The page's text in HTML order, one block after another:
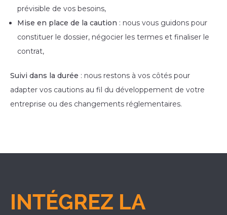
prévisible de vos besoins,
Mise en place de la caution : nous vous guidons pour
constituer le dossier, négocier les termes et finaliser le
contrat,
Suivi dans la durée : nous restons à vos côtés pour
adapter vos cautions au fil du développement de votre
entreprise ou des changements réglementaires.
INTÉGREZ LA